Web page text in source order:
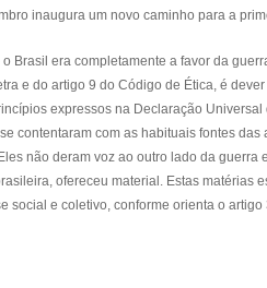
inaugura um novo caminho para a
Brasil era completamente a favor da
e do artigo 9 do Código de Ética, é
expressos na Declaração
contentaram com as habituais fontes
não deram voz ao outro lado da
ofereceu material. Estas matérias
social e coletivo, conforme orienta o